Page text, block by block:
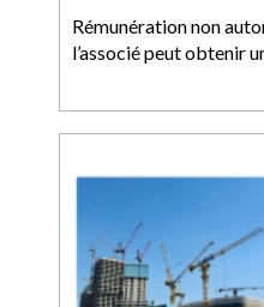
Rémunération non
l’associé peut obtenir